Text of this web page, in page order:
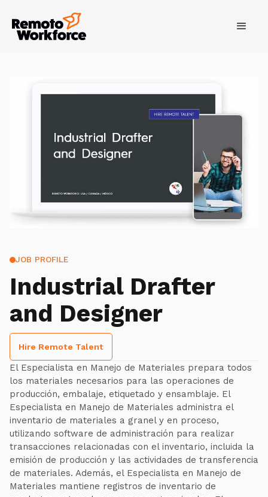
JOB PROFILE
Industrial Drafter
and Designer
Hire Remote Talent
El Especialista en Manejo de Materiales prepara todos
los materiales necesarios para las operaciones de
producción, embalaje, etiquetado y ensamblaje. El
Especialista en Manejo de Materiales administra el
inventario de materiales a granel y en proceso,
utilizando software de administración para realizar
transacciones relacionadas con el inventario, incluida la
emisión de producción y las actividades de transferencia
de materiales. Además, el Especialista en Manejo de
Materiales mantiene registros de inventario de